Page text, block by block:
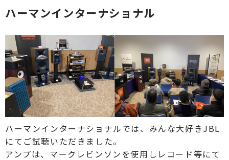
ハーマンインターナショナル
ハーマンインターナショナルでは、みんな大好きJBL
にてご試聴いただきました。
アンプは、マークレビンソンを使用しレコード等にて